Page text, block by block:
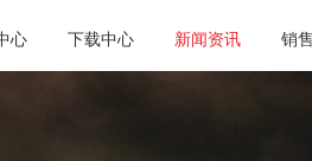
心 下载中心 新闻资讯 销